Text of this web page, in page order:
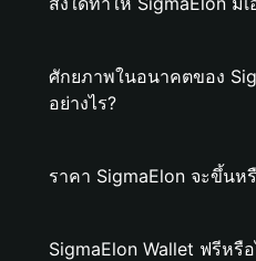
ศักยภาพในอนาคตของ
อย่างไร?
ราคา SigmaElon จะขึ้นห
SigmaElon Wallet ฟรีหรื